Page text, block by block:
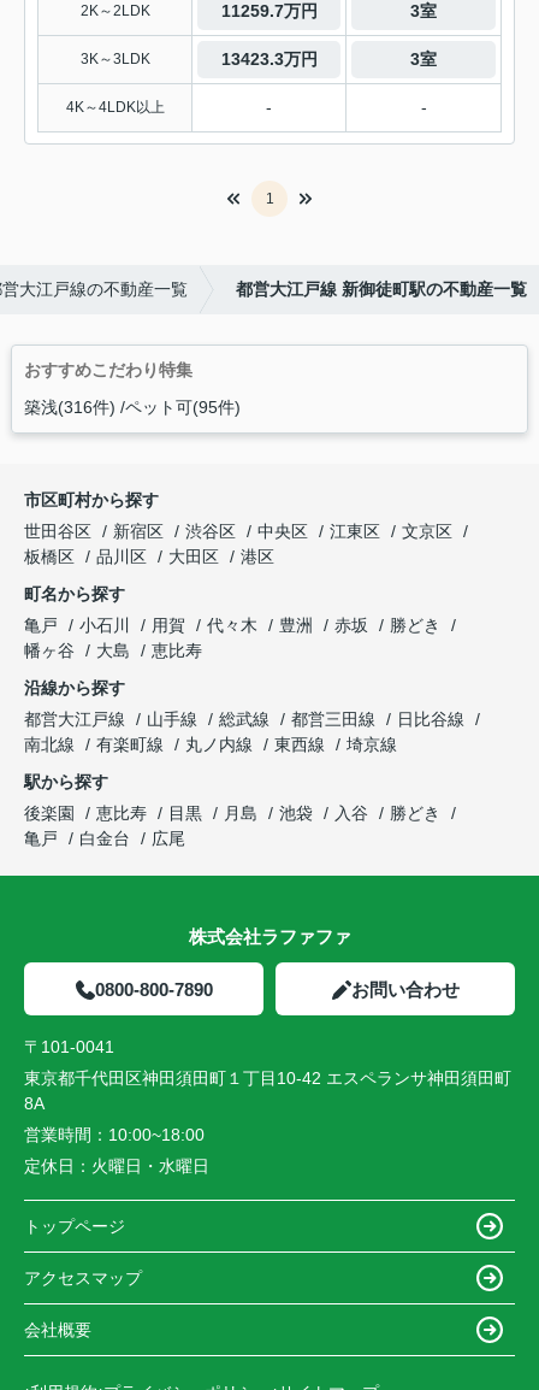
2K～2LDK 11259.7万円 3室
3K～3LDK 13423.3万円 3室
4K～4LDK以上 - -
1
大江戸線の不動産一覧 都営大江戸線 新御徒町駅の不動産一覧
おすすめこだわり特集
築浅(316件) ペット可(95件)
市区町村から探す
世田谷区
新宿区 渋谷区 中央区 江東区
文京区
板橋区
品川区 大田区
港区
町名から探す
亀戸
小石川 用賀 代々木 豊洲 赤坂
勝どき
幡ヶ谷
大島
恵比寿
沿線から探す
都営大江戸線
山手線 総武線 都営三田線
日比谷線
南北線
有楽町線 丸ノ内線 東西線
埼京線
駅から探す
後楽園
恵比寿 目黒 月島 池袋 入谷
勝どき
亀戸
白金台 広尾
株式会社ラファファ
0800-800-7890 お問い合わせ
〒101-0041
東京都千代田区神田須田町１丁目10-42 エスペランサ神田須田町
8A
営業時間： 10:00~18:00
定休日： 火曜日・水曜日
トップページ
アクセスマップ
会社概要